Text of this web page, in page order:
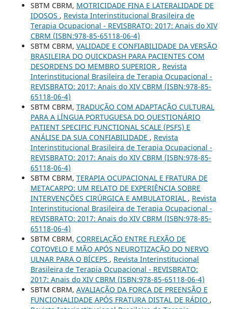
SBTM CBRM, MOTRICIDADE FINA E LATERALIDADE DE
IDOSOS , Revista Interinstitucional Brasileira de
Terapia Ocupacional - REVISBRATO: 2017: Anais do XIV
CBRM (ISBN:978-85-65118-06-4)
SBTM CBRM, VALIDADE E CONFIABILIDADE DA VERSÃO
BRASILEIRA DO QUICKDASH PARA PACIENTES COM
DESORDENS DO MEMBRO SUPERIOR , Revista
Interinstitucional Brasileira de Terapia Ocupacional -
REVISBRATO: 2017: Anais do XIV CBRM (ISBN:978-85-
65118-06-4)
SBTM CBRM, TRADUÇÃO COM ADAPTAÇÃO CULTURAL
PARA A LÍNGUA PORTUGUESA DO QUESTIONÁRIO
PATIENT SPECIFIC FUNCTIONAL SCALE (PSFS) E
ANÁLISE DA SUA CONFIABILIDADE , Revista
Interinstitucional Brasileira de Terapia Ocupacional -
REVISBRATO: 2017: Anais do XIV CBRM (ISBN:978-85-
65118-06-4)
SBTM CBRM, TERAPIA OCUPACIONAL E FRATURA DE
METACARPO: UM RELATO DE EXPERIÊNCIA SOBRE
INTERVENÇÕES CIRÚRGICA E AMBULATORIAL , Revista
Interinstitucional Brasileira de Terapia Ocupacional -
REVISBRATO: 2017: Anais do XIV CBRM (ISBN:978-85-
65118-06-4)
SBTM CBRM, CORRELAÇÃO ENTRE FLEXÃO DE
COTOVELO E MÃO APÓS NEUROTIZAÇÃO DO NERVO
ULNAR PARA O BÍCEPS , Revista Interinstitucional
Brasileira de Terapia Ocupacional - REVISBRATO:
2017: Anais do XIV CBRM (ISBN:978-85-65118-06-4)
SBTM CBRM, AVALIAÇÃO DA FORÇA DE PREENSÃO E
FUNCIONALIDADE APÓS FRATURA DISTAL DE RÁDIO ,